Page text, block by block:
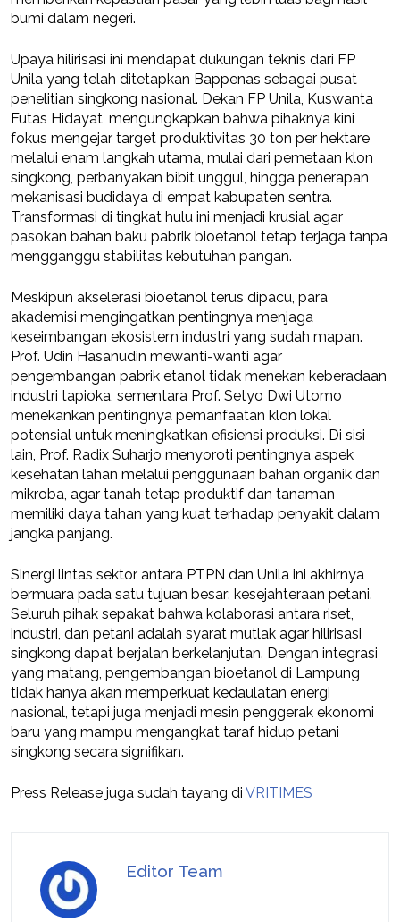
bumi dalam negeri.
Upaya hilirisasi ini mendapat dukungan teknis dari FP
Unila yang telah ditetapkan Bappenas sebagai pusat
penelitian singkong nasional. Dekan FP Unila, Kuswanta
Futas Hidayat, mengungkapkan bahwa pihaknya kini
fokus mengejar target produktivitas 30 ton per hektare
melalui enam langkah utama, mulai dari pemetaan klon
singkong, perbanyakan bibit unggul, hingga penerapan
mekanisasi budidaya di empat kabupaten sentra.
Transformasi di tingkat hulu ini menjadi krusial agar
pasokan bahan baku pabrik bioetanol tetap terjaga tanpa
mengganggu stabilitas kebutuhan pangan.
Meskipun akselerasi bioetanol terus dipacu, para
akademisi mengingatkan pentingnya menjaga
keseimbangan ekosistem industri yang sudah mapan.
Prof. Udin Hasanudin mewanti-wanti agar
pengembangan pabrik etanol tidak menekan keberadaan
industri tapioka, sementara Prof. Setyo Dwi Utomo
menekankan pentingnya pemanfaatan klon lokal
potensial untuk meningkatkan efisiensi produksi. Di sisi
lain, Prof. Radix Suharjo menyoroti pentingnya aspek
kesehatan lahan melalui penggunaan bahan organik dan
mikroba, agar tanah tetap produktif dan tanaman
memiliki daya tahan yang kuat terhadap penyakit dalam
jangka panjang.
Sinergi lintas sektor antara PTPN dan Unila ini akhirnya
bermuara pada satu tujuan besar: kesejahteraan petani.
Seluruh pihak sepakat bahwa kolaborasi antara riset,
industri, dan petani adalah syarat mutlak agar hilirisasi
singkong dapat berjalan berkelanjutan. Dengan integrasi
yang matang, pengembangan bioetanol di Lampung
tidak hanya akan memperkuat kedaulatan energi
nasional, tetapi juga menjadi mesin penggerak ekonomi
baru yang mampu mengangkat taraf hidup petani
singkong secara signifikan.
Press Release juga sudah tayang di VRITIMES
Editor Team